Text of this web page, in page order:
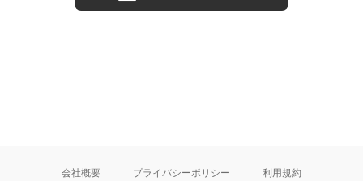
会社概要 プライバシーポリシー 利用規約